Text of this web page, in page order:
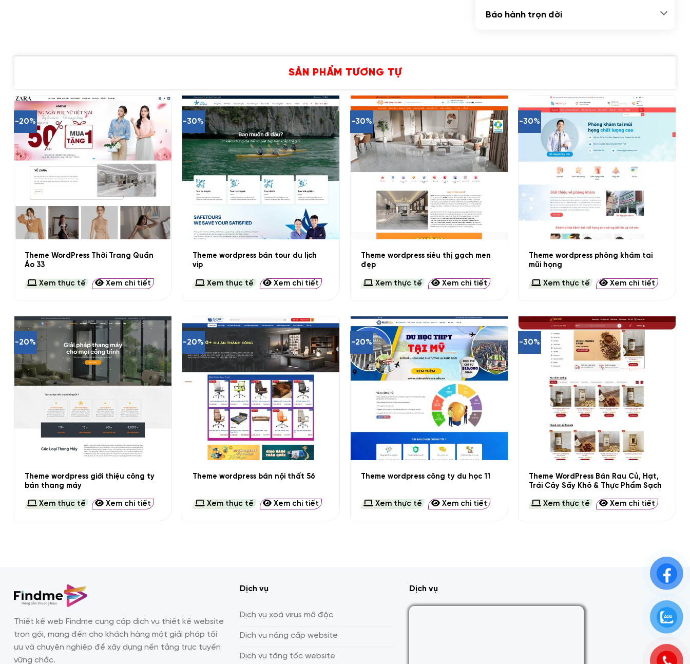
Bảo hành trọn đời
SẢN PHẨM TƯƠNG TỰ
-20%
+
Theme WordPress Thời Trang Quần
Áo 33
Xem thực tế Xem chi tiết
-30%
Theme wordpress bán tour du lịch
vip
Xem thực tế Xem chi tiết
-30%
Theme wordpress siêu thị gạch men
đẹp
Xem thực tế Xem chi tiết
-30%
Theme wordpress phòng khám tai
mũi họng
Xem thực tế Xem chi tiết
-20%
Theme wordpress giới thiệu công ty
bán thang máy
Xem thực tế Xem chi tiết
-20%
Theme wordpress bán nội thất 56
Xem thực tế Xem chi tiết
-20%
Theme wordpress công ty du học 11
Xem thực tế Xem chi tiết
-30%
Theme WordPress Bán Rau Củ, Hạt,
Trái Cây Sấy Khô & Thực Phẩm Sạch
Xem thực tế Xem chi tiết
Thiết kế web Findme cung cấp dịch vụ thiết kế website
trọn gói, mang đến cho khách hàng một giải pháp tối
ưu và chuyên nghiệp để xây dựng nền tảng trực tuyến
vững chắc.
Dịch vụ
Dịch vụ xoá virus mã độc
Dịch vụ nâng cấp website
Dịch vụ tăng tốc website
Dịch vụ